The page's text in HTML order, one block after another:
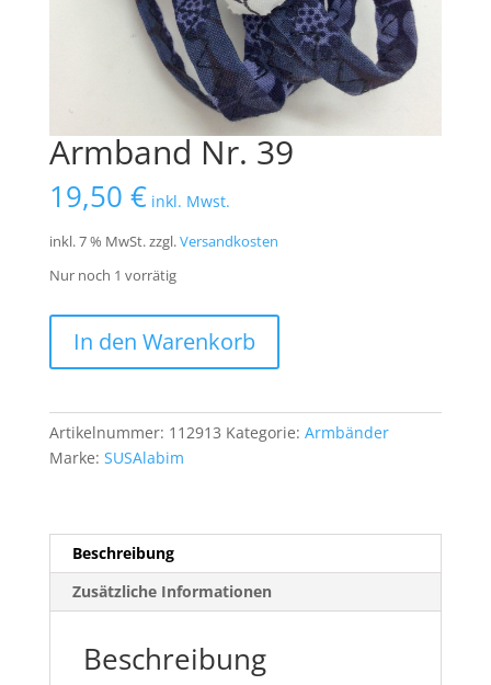
Armband Nr. 39
19,50 € inkl. Mwst.
inkl. 7 % MwSt.zzgl.Versandkosten
Nur noch 1 vorrätig
In den Warenkorb
Artikelnummer: 112913 Kategorie: Armbänder
Marke: SUSAlabim
Beschreibung
Zusätzliche Informationen
Beschreibung